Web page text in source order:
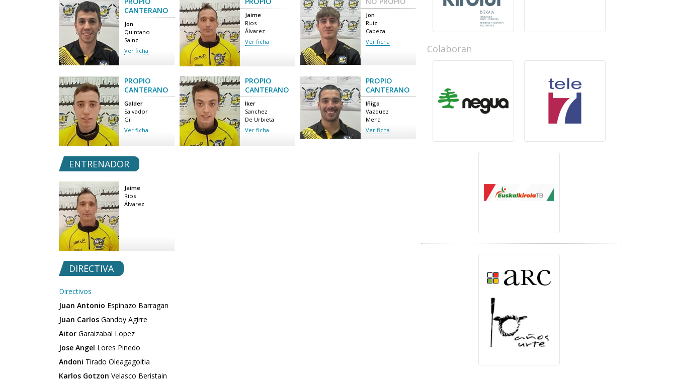
CANTERANO
Jon
Quintano
Sainz
Ver ficha
Jaime
Rios
Álvarez
Ver ficha
Jon
Ruiz
Cabeza
Ver ficha
PROPIO
CANTERANO
Galder
Salvador
Gil
Ver ficha
PROPIO
CANTERANO
Iker
Sanchez
De Urbieta
Ver ficha
PROPIO
CANTERANO
Iñigo
Vazquez
Mena
Ver ficha
ENTRENADOR
Jaime
Rios
Álvarez
DIRECTIVA
Directivos
Juan Antonio Espinazo Barragan
Juan Carlos Gandoy Agirre
Aitor Garaizabal Lopez
Jose Angel Lores Pinedo
Andoni Tirado Oleagagoitia
Karlos Gotzon Velasco Beristain
Colaboran